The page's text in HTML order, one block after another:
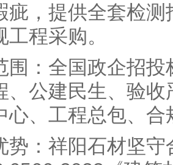
疵，提供全套检
程采购。
：全国政企招投
、公建民生、验
心、工程总包、合
：祥阳石材坚守